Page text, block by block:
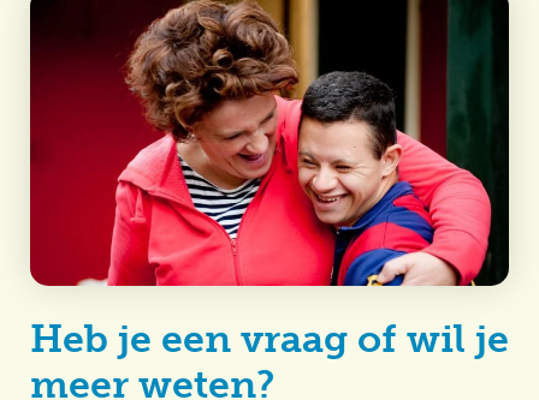
Heb je een vraag of wil je
meer weten?